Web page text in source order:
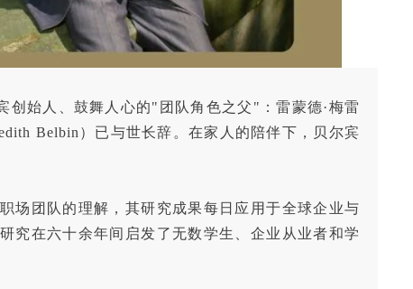
创始人、鼓舞人心的"团队角色之父"：雷蒙德·梅雷
Belbin）已与世长辞。在家人的陪伴下，贝尔宾
场团队的理解，其研究成果每日应用于全球企业与
究在六十余年间启发了无数学生、企业从业者和学